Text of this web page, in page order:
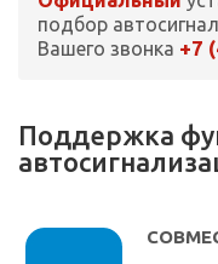
подбор
Вашего звонка +7
Поддержка